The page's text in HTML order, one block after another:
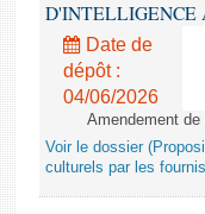
D'INTELLIGENCE
Date de
dépôt :
04/06/2026
Amendement
Voir le dossier
culturels par les